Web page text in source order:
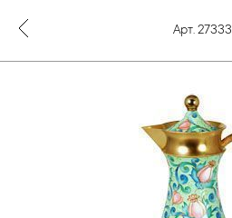
Арт. 27333